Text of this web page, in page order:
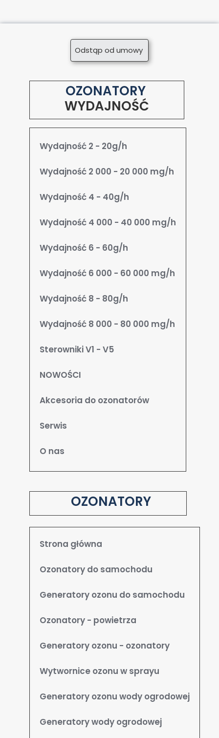
Odstąp od umowy
OZONATORY
WYDAJNOŚĆ
Wydajność 2 - 20g/h
Wydajność 2 000 - 20 000 mg/h
Wydajność 4 - 40g/h
Wydajność 4 000 - 40 000 mg/h
Wydajność 6 - 60g/h
Wydajność 6 000 - 60 000 mg/h
Wydajność 8 - 80g/h
Wydajność 8 000 - 80 000 mg/h
Sterowniki V1 - V5
NOWOŚCI
Akcesoria do ozonatorów
Serwis
O nas
Strona główna
Ozonatory do samochodu
Generatory ozonu do samochodu
Ozonatory - powietrza
Generatory ozonu - ozonatory
Wytwornice ozonu w sprayu
Generatory ozonu wody ogrodowej
Generatory wody ogrodowej
OZONATORY
przechowywane na Twoim urządzeniu podczas